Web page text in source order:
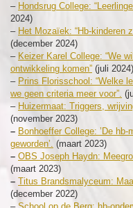
– Hondsrug College:
2024)
– Het Mozaïek: “Hb-kinderen
(december 2024)
– Keizer Karel College: “We
ontwikkeling komen” (juli 2024)
– Prins Florisschool: “Welke
we geen criteria meer voor”.
– Huizermaat: Triggers,
(november 2023)
– Bonhoeffer College: ’De
geworden’. (maart 2023)
– OBS Joseph Haydn:
(maart 2023)
– Titus Brandsmalyceum:
(december 2022)